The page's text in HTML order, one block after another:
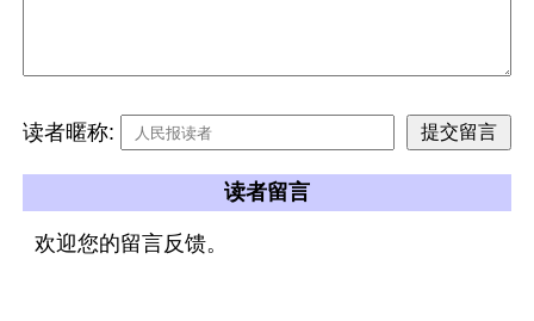
读者暱称:
读者留言
欢迎您的留言反馈。